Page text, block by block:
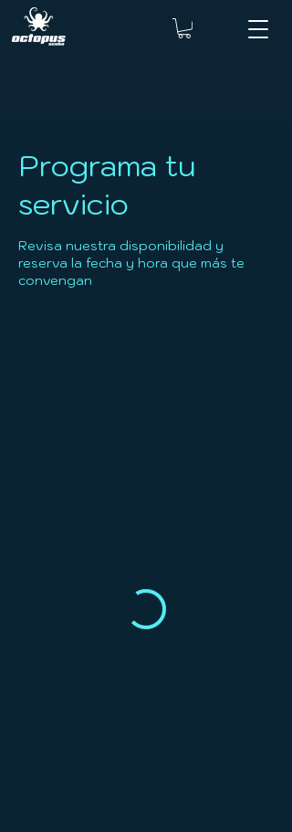
Programa tu
servicio
Revisa nuestra disponibilidad y
reserva la fecha y hora que más te
convengan